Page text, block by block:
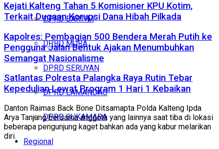
DPRD BARTIM
DPRD MURA
DPRD SERUYAN
DPRD LAMANDAU
DPRD SUKAMARA
Regional
Kejati Kalteng Tahan 5 Komisioner KPU Kotim,
Terkait Dugaan Korupsi Dana Hibah Pilkada
Kapolres: Pembagian 500 Bendera Merah Putih ke
Pengguna Jalan Bentuk Ajakan Menumbuhkan
Semangat Nasionalisme
Satlantas Polresta Palangka Raya Rutin Tebar
Kepedulian Lewat Program 1 Hari 1 Kebaikan
Danton Raimas Back Bone Ditsamapta Polda Kalteng Ipda
Arya Tanjung bersama anggota yang lainnya saat tiba di lokasi
beberapa pengunjung kaget bahkan ada yang kabur melarikan
diri.